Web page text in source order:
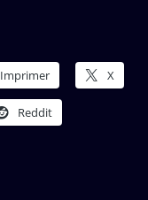
Imprimer X
Reddit